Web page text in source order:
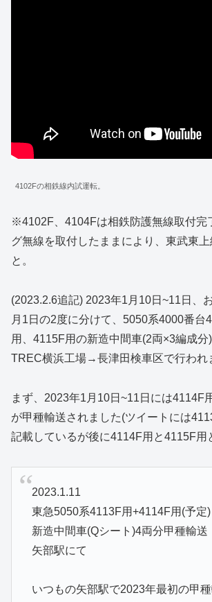
4102Fの相鉄線内試運転。
※4102F、4104Fは相鉄防護無線取付完
グ無線を取付したままにより、東武東
と。
(2023.2.6追記) 2023年1月10日~11日、
月1日の2度に分けて、5050系4000番台
用、4115F用の新造中間車(2両×3編成
TREC横浜工場→長津田検車区で行われ
まず、2023年1月10日~11日には4114F
が甲種輸送されました(ツイートには
記載しているが後に4114F用と4115F用
2023.1.11
東急5050系4113F用+4114F用(予定)
新造中間車(Qシート)4両分甲種輸送
矢部駅にて
いつもの矢部駅で2023年最初の甲種